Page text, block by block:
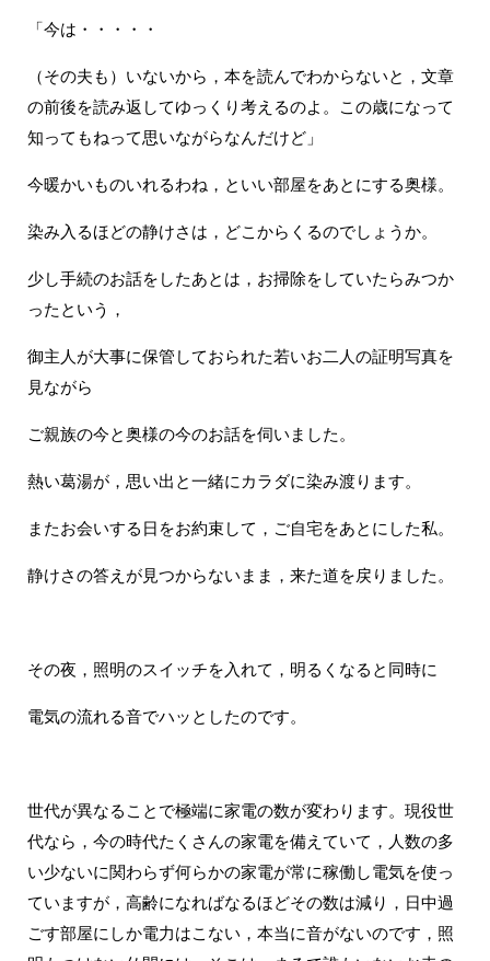
「今は・・・・・
（その夫も）いないから，本を読んでわからないと，文章
の前後を読み返してゆっくり考えるのよ。この歳になって
知ってもねって思いながらなんだけど」
今暖かいものいれるわね，といい部屋をあとにする奥様。
染み入るほどの静けさは，どこからくるのでしょうか。
少し手続のお話をしたあとは，お掃除をしていたらみつか
ったという，
御主人が大事に保管しておられた若いお二人の証明写真を
見ながら
ご親族の今と奥様の今のお話を伺いました。
熱い葛湯が，思い出と一緒にカラダに染み渡ります。
またお会いする日をお約束して，ご自宅をあとにした私。
静けさの答えが見つからないまま，来た道を戻りました。
その夜，照明のスイッチを入れて，明るくなると同時に
電気の流れる音でハッとしたのです。
世代が異なることで極端に家電の数が変わります。現役世
代なら，今の時代たくさんの家電を備えていて，人数の多
い少ないに関わらず何らかの家電が常に稼働し電気を使っ
ていますが，高齢になればなるほどその数は減り，日中過
ごす部屋にしか電力はこない，本当に音がないのです，照